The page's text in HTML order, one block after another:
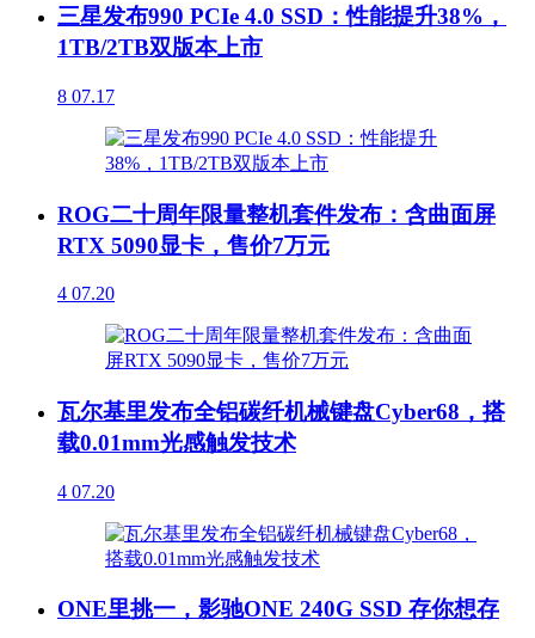
三星发布990 PCIe 4.0 SSD：性能提升38%，
1TB/2TB双版本上市
8 07.17
ROG二十周年限量整机套件发布：含曲面屏
RTX 5090显卡，售价7万元
4 07.20
瓦尔基里发布全铝碳纤机械键盘Cyber68，搭
载0.01mm光感触发技术
4 07.20
ONE里挑一，影驰ONE 240G SSD 存你想存